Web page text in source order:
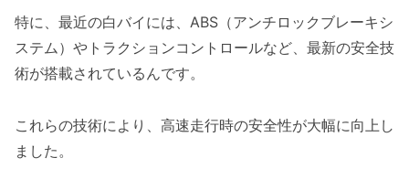
特に、最近の白バイには、ABS（アンチロックブレーキシ
ステム）やトラクションコントロールなど、最新の安全技
術が搭載されているんです。
これらの技術により、高速走行時の安全性が大幅に向上し
ました。